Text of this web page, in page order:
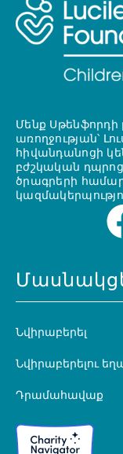
Մենք
առողջության՝
հիվանդանոցի
բժշկական
ծրագրերի
Նվիրաբերել
Նվիրաբերելու
Դրամահավաք